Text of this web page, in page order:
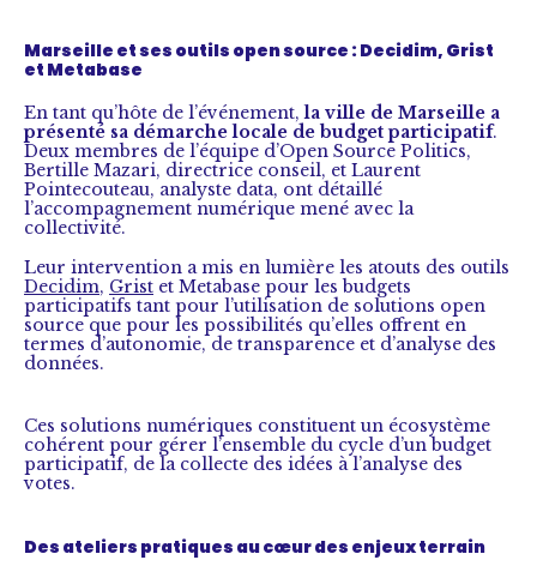
Marseille et ses outils open source : Decidim, Grist
et Metabase
En tant qu’hôte de l’événement,la ville de Marseille a
présenté sa démarche locale de budget participatif.
Deux membres de l’équipe d’Open Source Politics,
Bertille Mazari, directrice conseil, et Laurent
Pointecouteau, analyste data, ont détaillé
l’accompagnement numérique mené avec la
collectivité.
Leur intervention a mis en lumière les atouts des outils
Decidim, Grist et Metabase pour les budgets
participatifs tant pour l’utilisation de solutions open
source que pour les possibilités qu’elles offrent en
termes d’autonomie, de transparence et d’analyse des
données.
Ces solutions numériques constituent un écosystème
cohérent pour gérer l’ensemble du cycle d’un budget
participatif, de la collecte des idées à l’analyse des
votes.
Des ateliers pratiques au cœur des enjeux terrain